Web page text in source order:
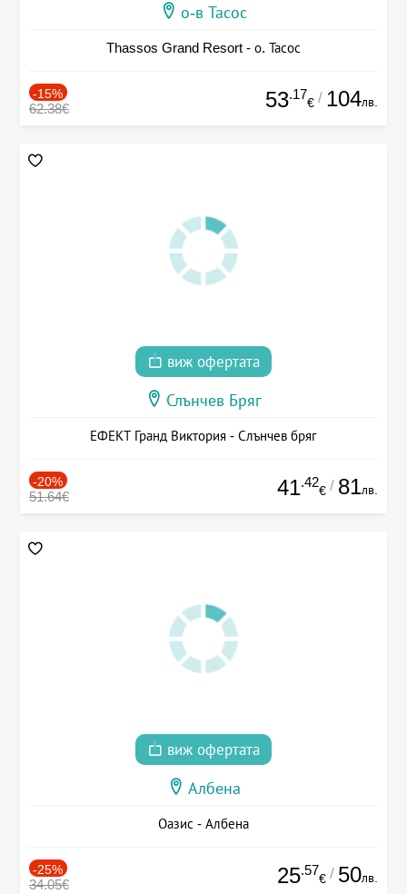
о-в Тасос
Thassos Grand Resort - о. Тасос
-15%
62.38€ 53.17
€ / 104лв.
виж офертата
Слънчев Бряг
ЕФЕКТ Гранд Виктория - Слънчев бряг
-20%
51.64€ 41.42
€ / 81лв.
виж офертата
Албена
Оазис - Албена
-25%
34.05€ 25.57
€ / 50лв.